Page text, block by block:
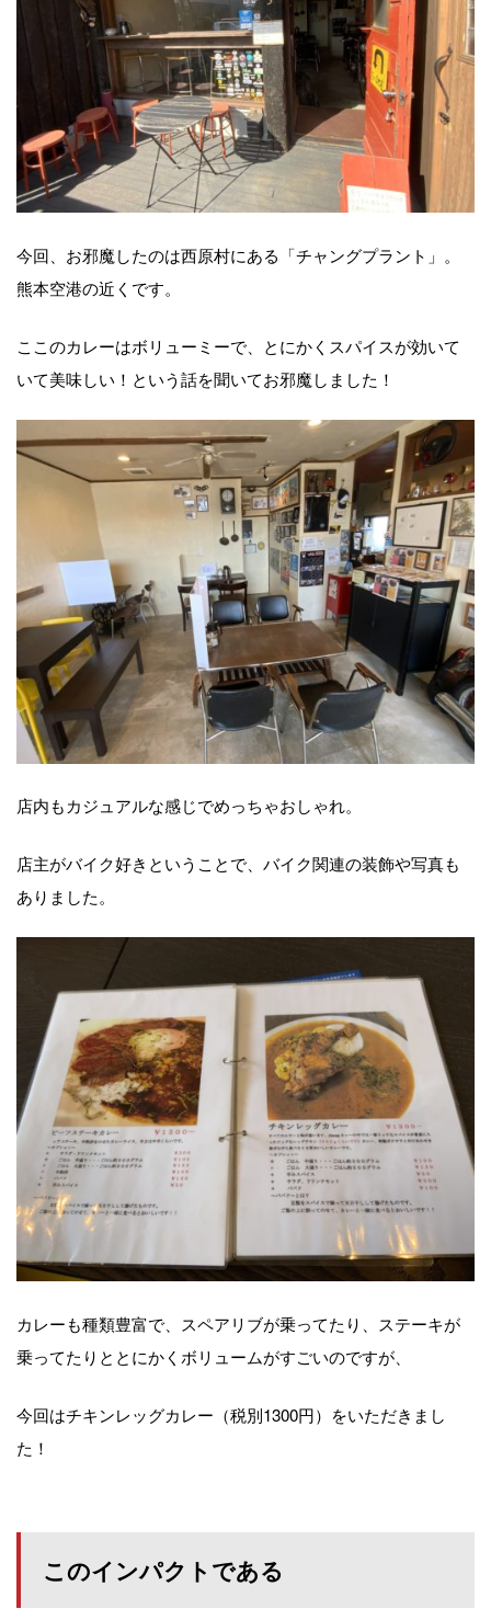
今回、お邪魔したのは西原村にある「チャングプラント」。
熊本空港の近くです。
ここのカレーはボリューミーで、とにかくスパイスが効いて
いて美味しい！という話を聞いてお邪魔しました！
店内もカジュアルな感じでめっちゃおしゃれ。
店主がバイク好きということで、バイク関連の装飾や写真も
ありました。
カレーも種類豊富で、スペアリブが乗ってたり、ステーキが
乗ってたりととにかくボリュームがすごいのですが、
今回はチキンレッグカレー（税別1300円）をいただきまし
た！
このインパクトである